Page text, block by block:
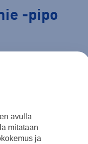
-pipo
avulla
mitataan
ja